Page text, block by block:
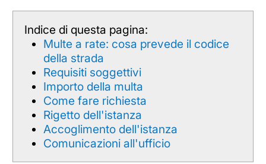
Indice di questa pagina:
Multe a rate: cosa prevede il codice
della strada
Requisiti soggettivi
Importo della multa
Come fare richiesta
Rigetto dell'istanza
Accoglimento dell'istanza
Comunicazioni all'ufficio